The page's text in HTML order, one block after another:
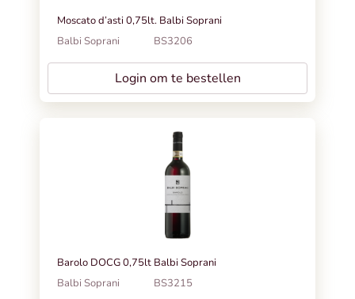
Moscato d’asti 0,75lt. Balbi Soprani
Balbi Soprani
BS3206
Login om te bestellen
Barolo DOCG 0,75lt Balbi Soprani
Balbi Soprani
BS3215